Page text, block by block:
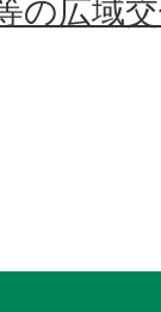
の広域